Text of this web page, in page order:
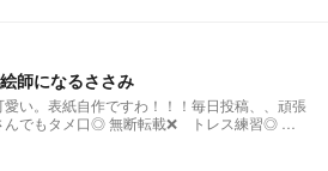
師になるささみ
い。表紙自作ですわ！！！毎日投稿、、頑張
んでもタメ口◎ 無断転載❌ トレス練習◎ ト